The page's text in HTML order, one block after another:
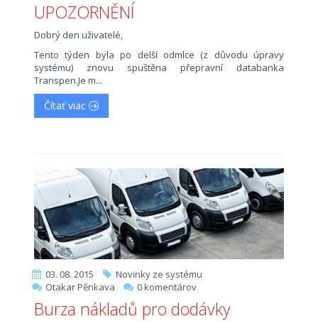
UPOZORNĚNÍ
Dobrý den uživatelé,
Tento týden byla po delší odmlce (z důvodu úpravy
systému) znovu spuštěna přepravní databanka
Transpen.Je m...
Čítať viac
03. 08. 2015
Novinky ze systému
Otakar Pěnkava
0 komentárov
Burza nákladů pro dodávky